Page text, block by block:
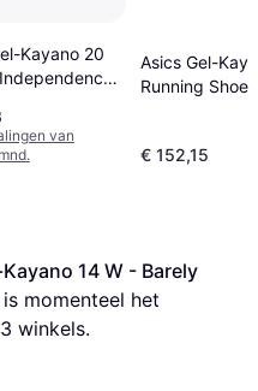
Kayano 20
van
Asics Gel-
Running
€ 152,15
14 W - Barely
momenteel het
3 winkels.